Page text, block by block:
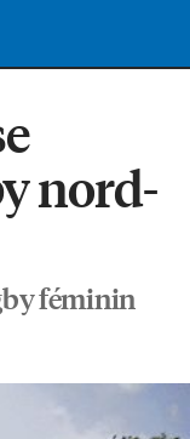
nord-
féminin